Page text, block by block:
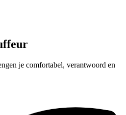
je comfortabel, verantwoord en